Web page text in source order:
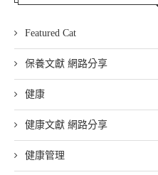
Featured Cat
保養文獻 網路分享
健康
健康文獻 網路分享
健康管理